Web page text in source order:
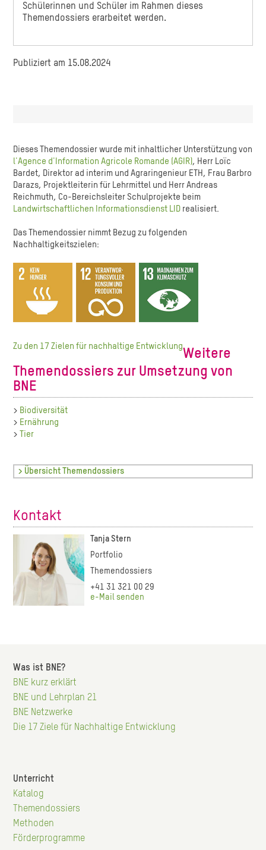
Schülerinnen und Schüler im Rahmen dieses
Themendossiers erarbeitet werden.
Publiziert am 15.08.2024
Dieses Themendossier wurde mit inhaltlicher Unterstützung von
l'Agence d'Information Agricole Romande (AGIR) , Herr Loïc
Bardet, Direktor ad interim und Agraringenieur ETH, Frau Barbro
Darazs, Projektleiterin für Lehrmittel und Herr Andreas
Reichmuth, Co-Bereichsleiter Schulprojekte beim
Landwirtschaftlichen Informationsdienst LID realisiert.
Das Themendossier nimmt Bezug zu folgenden
Nachhaltigkeitszielen:
Zu den 17 Zielen für nachhaltige Entwicklung
Weitere
Themendossiers zur Umsetzung von
BNE
> Biodiversität
> Ernährung
>
Tier
> Übersicht Themendossiers
Kontakt
Tanja Stern
Portfolio
Themendossiers
+41 31 321 00 29
e-Mail senden
Hauptnavigation
Was ist BNE?
BNE kurz erklärt
BNE und Lehrplan 21
BNE Netzwerke
Die 17 Ziele für Nachhaltige Entwicklung
Hauptnavigation
Unterricht
Katalog
Themendossiers
Methoden
Förderprogramme